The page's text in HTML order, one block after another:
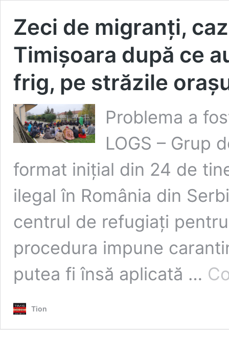
Zeci de migranți,
Timișoara după ce
frig, pe străzile
Problema a
LOGS – Grup
format inițial din 24 de
ilegal în România din
centrul de refugiați
procedura impune
putea fi însă aplicată …
Tion